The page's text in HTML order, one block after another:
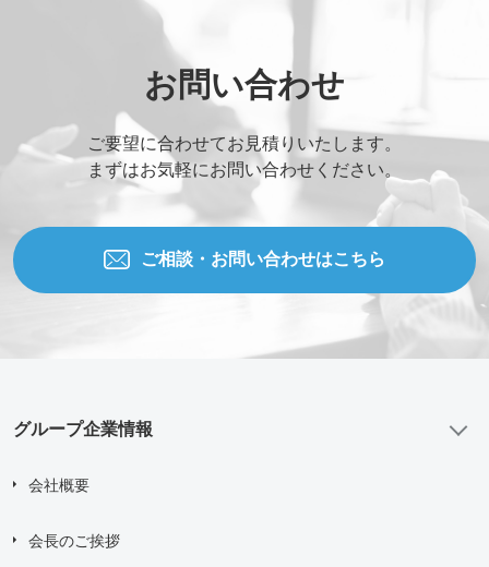
お問い合わせ
ご要望に合わせてお見積りいたします。
まずはお気軽にお問い合わせください。
ご相談・お問い合わせはこちら
グループ企業情報
会社概要
会長のご挨拶